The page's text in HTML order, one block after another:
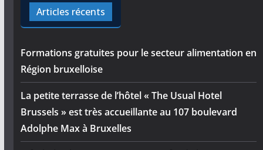
Articles récents
Formations gratuites pour le secteur alimentation en
Région bruxelloise
La petite terrasse de l’hôtel « The Usual Hotel
Brussels » est très accueillante au 107 boulevard
Adolphe Max à Bruxelles